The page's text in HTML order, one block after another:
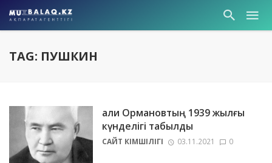
TAG: ПУШКИН
Ғали Ормановтың 1939 жылғы
күнделігі табылды
САЙТ ӘКІМШІЛІГІ 03.11.2021 0